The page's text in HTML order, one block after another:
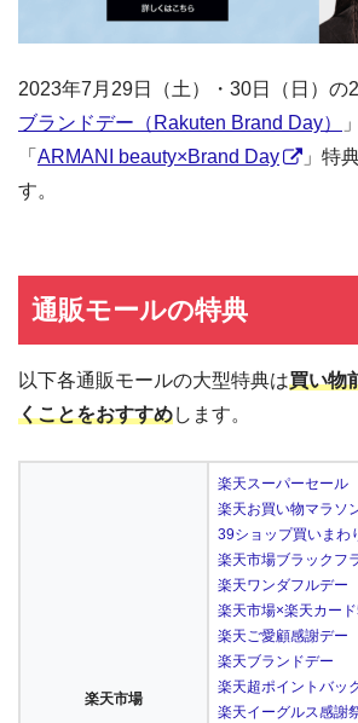
2023年7月29日（土）・30日（日）の
ブランドデー（Rakuten Brand Day）
「 ARMANI beauty×Brand Day
」特
す。
通販モールの特典
以下各通販モールの大型特典は買い物
くことをおすすめします。
楽天市場
楽天スーパーセール
楽天お買い物マラソ
39ショップ買いまわ
楽天市場ブラックフ
楽天ワンダフルデー
楽天市場×楽天カー
楽天ご愛顧感謝デー
楽天ブランドデー
楽天超ポイントバッ
楽天イーグルス感謝